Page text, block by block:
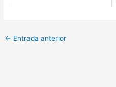
← Entrada anterior